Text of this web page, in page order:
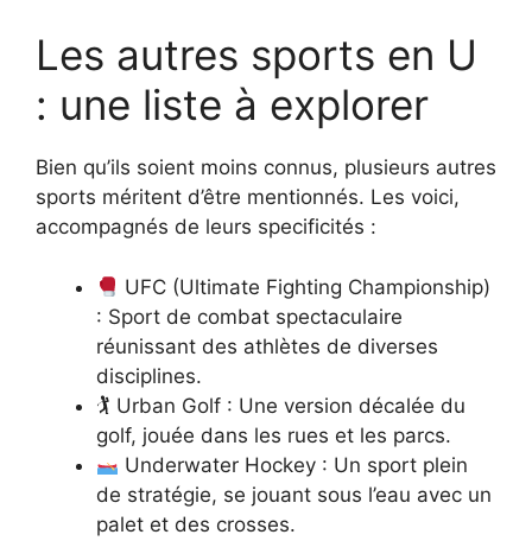
Les autres sports en U
: une liste à explorer
Bien qu’ils soient moins connus, plusieurs autres
sports méritent d’être mentionnés. Les voici,
accompagnés de leurs specificités :
UFC (Ultimate Fighting Championship)
: Sport de combat spectaculaire
réunissant des athlètes de diverses
disciplines.
🏌️ Urban Golf : Une version décalée du
golf, jouée dans les rues et les parcs.
Underwater Hockey : Un sport plein
de stratégie, se jouant sous l’eau avec un
palet et des crosses.